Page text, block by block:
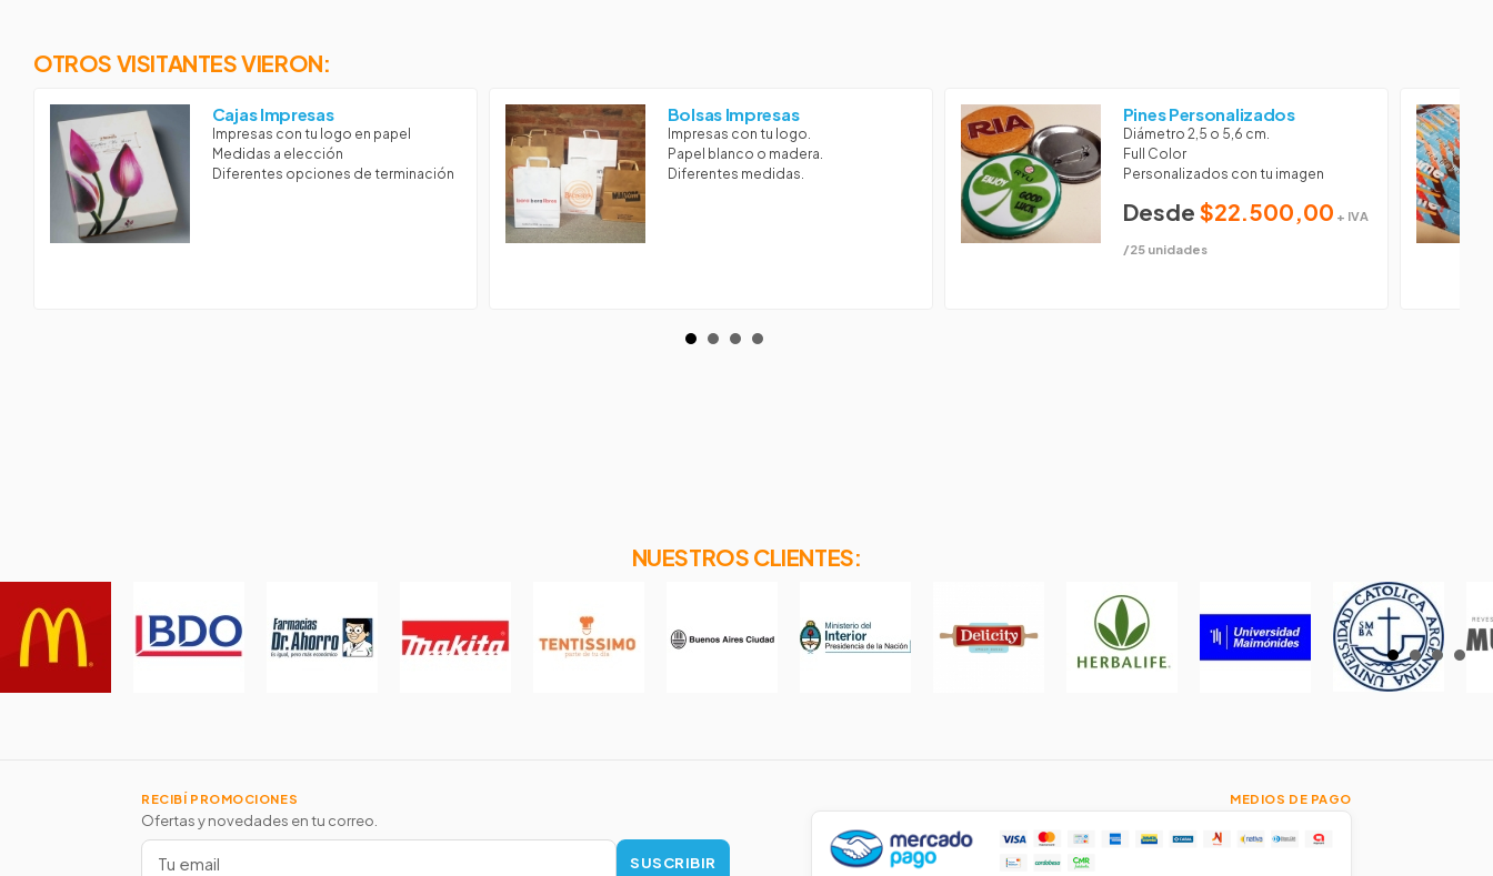
OTROS VISITANTES VIERON:
Cajas Impresas
Impresas con tu logo en papel
Medidas a elección
Diferentes opciones de terminación
Bolsas Impresas
Impresas con tu logo.
Papel blanco o madera.
Diferentes medidas.
Pines Personalizados
Diámetro 2,5 o 5,6 cm.
Full Color
Personalizados con tu imagen
Desde $22.500,00 + IVA
/25 unidades
NUESTROS CLIENTES:
RECIBÍ PROMOCIONES
Ofertas y novedades en tu correo.
SUSCRIBIR
MEDIOS DE PAGO